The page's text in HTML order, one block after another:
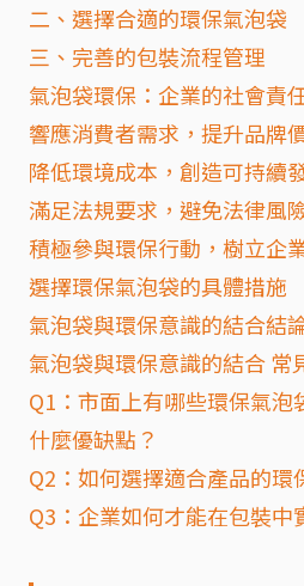
二、選擇合適的環保氣泡袋
三、完善的包裝流程管理
氣泡袋環保：企業的社會責
響應消費者需求，提升品牌
降低環境成本，創造可持續
滿足法規要求，避免法律風
積極參與環保行動，樹立企
選擇環保氣泡袋的具體措施
氣泡袋與環保意識的結合結
氣泡袋與環保意識的結合 常
Q1：市面上有哪些環保氣泡
什麼優缺點？
Q2：如何選擇適合產品的環
Q3：企業如何才能在包裝中